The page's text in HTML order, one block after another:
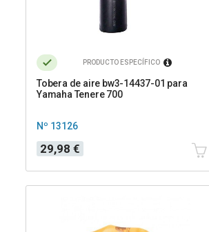
PRODUCTO ESPECÍFICO
Tobera de aire bw3-14437-01 para
Yamaha Tenere 700
Nº 13126
Precio
29,98 €